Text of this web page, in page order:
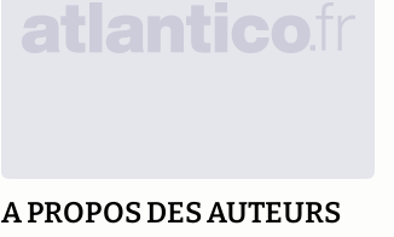
A PROPOS DES AUTEURS